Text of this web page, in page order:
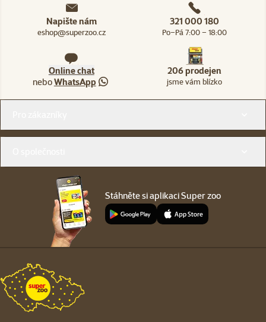
Napište nám
eshop@superzoo.cz
321 000 180
Po–Pá 7:00 – 18:00
Online chat
neboWhatsApp
206 prodejen
jsme vám blízko
Stáhněte si aplikaci Super zoo